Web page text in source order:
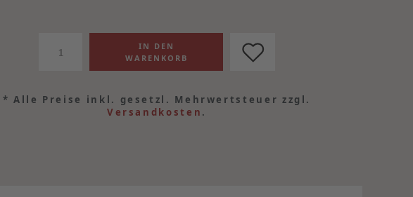
* Alle Preise inkl. gesetzl. Mehrwertsteuer zzgl.
Versandkosten .